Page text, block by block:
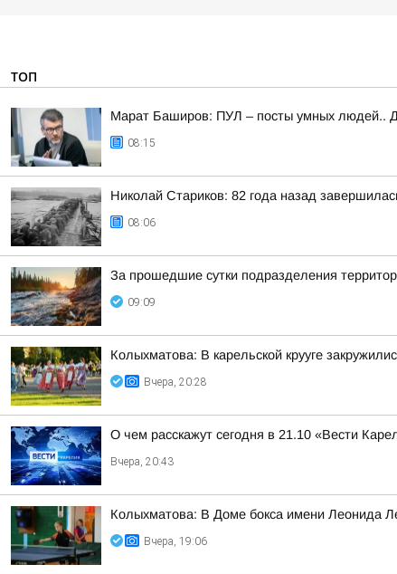
ТОП
Марат Баширов: ПУЛ – посты умных людей..
08:15
Николай Стариков: 82 года назад
08:06
За прошедшие сутки подразделения
09:09
Колыхматова: В карельской крууге
Вчера, 20:28
О чем расскажут сегодня в 21.10 «Вести
Вчера, 20:43
Колыхматова: В Доме бокса имени Леонида
Вчера, 19:06